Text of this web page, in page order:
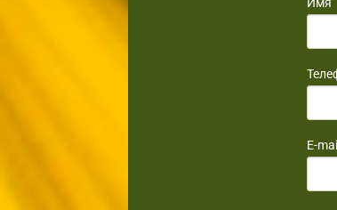
Имя
E-mail